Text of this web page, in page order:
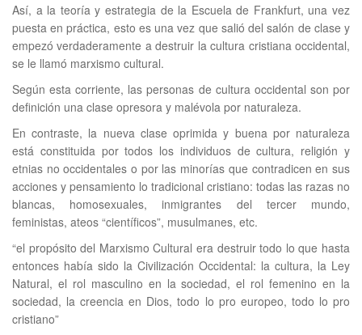
Así, a la teoría y estrategia de la Escuela de Frankfurt, una vez
puesta en práctica, esto es una vez que salió del salón de clase y
empezó verdaderamente a destruir la cultura cristiana occidental,
se le llamó marxismo cultural.
Según esta corriente, las personas de cultura occidental son por
definición una clase opresora y malévola por naturaleza.
En contraste, la nueva clase oprimida y buena por naturaleza
está constituida por todos los individuos de cultura, religión y
etnias no occidentales o por las minorías que contradicen en sus
acciones y pensamiento lo tradicional cristiano: todas las razas no
blancas, homosexuales, inmigrantes del tercer mundo,
feministas, ateos “científicos”, musulmanes, etc.
“el propósito del Marxismo Cultural era destruir todo lo que hasta
entonces había sido la Civilización Occidental: la cultura, la Ley
Natural, el rol masculino en la sociedad, el rol femenino en la
sociedad, la creencia en Dios, todo lo pro europeo, todo lo pro
cristiano”